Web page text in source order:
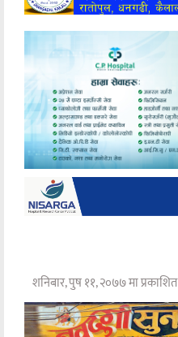
मनोरञ्जन
अन्य
शनिबार, पुष ११, २०७७ मा प्रकाशित